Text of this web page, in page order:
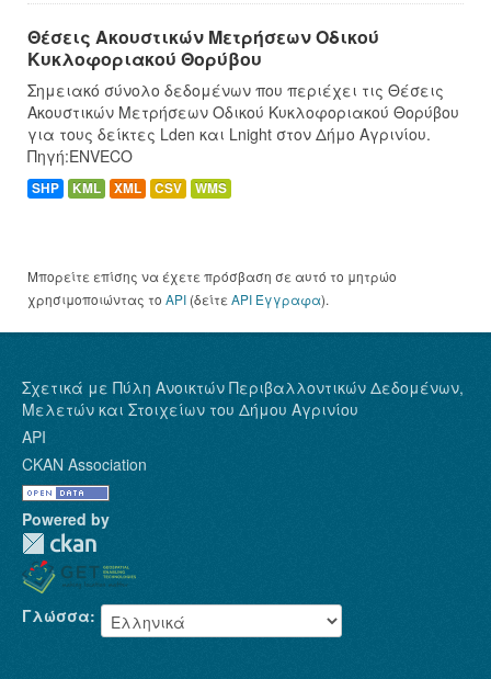
Θέσεις Ακουστικών Μετρήσεων Οδικού
Κυκλοφοριακού Θορύβου
Σημειακό σύνολο δεδομένων που περιέχει τις Θέσεις
Ακουστικών Μετρήσεων Οδικού Κυκλοφοριακού Θορύβου
για τους δείκτες Lden και Lnight στον Δήμο Αγρινίου.
Πηγή:ENVECO
SHP KML XML CSV WMS
Μπορείτε επίσης να έχετε πρόσβαση σε αυτό το μητρώο
χρησιμοποιώντας το API (δείτε API Έγγραφα).
Σχετικά με Πύλη Ανοικτών Περιβαλλοντικών Δεδομένων,
Μελετών και Στοιχείων του Δήμου Αγρινίου
API
CKAN Association
Powered by
Γλώσσα